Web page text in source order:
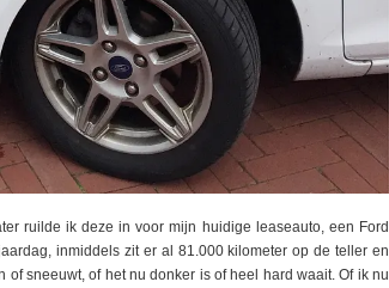
ruilde ik deze in voor mijn huidige leaseauto, een Ford
inmiddels zit er al 81.000 kilometer op de teller en
sneeuwt, of het nu donker is of heel hard waait. Of ik nu